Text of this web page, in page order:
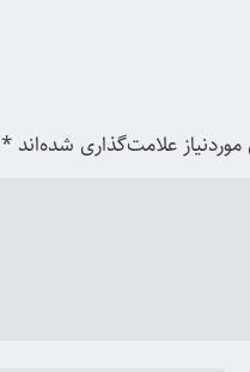
علامت‌گذاری شده‌اند*